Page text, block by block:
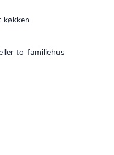
køkken
to-familiehus